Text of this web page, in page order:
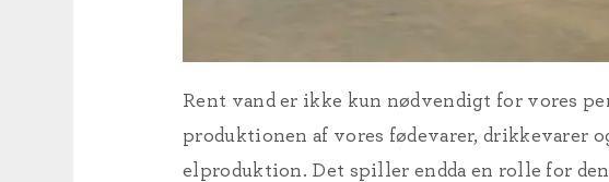
Rent vand er ikke kun nødvendigt for vores
produktionen af vores fødevarer,
elproduktion. Det spiller endda en rolle for